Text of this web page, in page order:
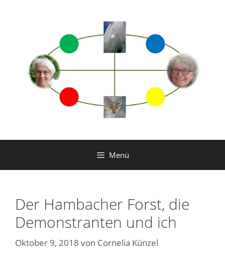
Menü
Der Hambacher Forst, die
Demonstranten und ich
Oktober 9, 2018 von Cornelia Künzel